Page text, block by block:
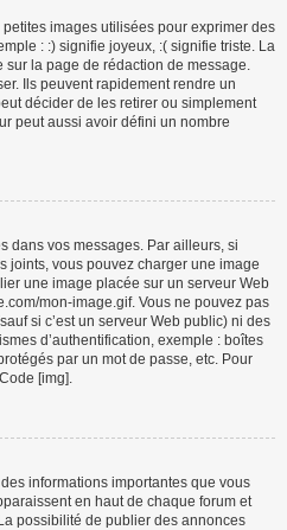
images utilisées pour exprimer des
: :) signifie joyeux, :( signifie triste. La
sur la page de rédaction de message.
Ils peuvent rapidement rendre un
décider de les retirer ou simplement
peut aussi avoir défini un nombre
dans vos messages. Par ailleurs, si
joints, vous pouvez charger une image
une image placée sur un serveur Web
mon-image.gif. Vous ne pouvez pas
si c’est un serveur Web public) ni des
d’authentification, exemple : boîtes
par un mot de passe, etc. Pour
[img].
informations importantes que vous
en haut de chaque forum et
possibilité de publier des annonces